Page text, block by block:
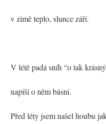
v zimě teplo, slunce září.
V létě padá sníh “o tak
napíši o něm básni.
Před léty jsem našel houbu